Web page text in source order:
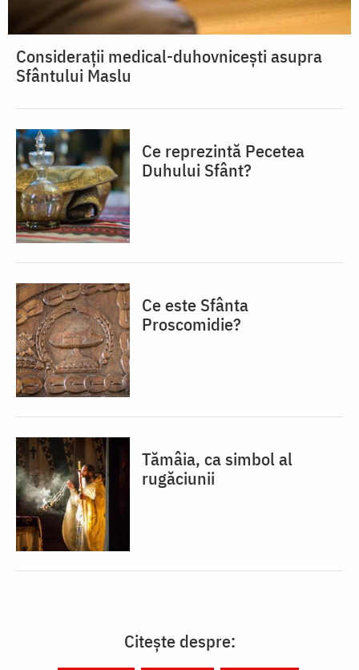
Considerații medical-duhovnicești asupra
Sfântului Maslu
Ce reprezintă Pecetea
Duhului Sfânt?
Ce este Sfânta
Proscomidie?
Tămâia, ca simbol al
rugăciunii
Citește despre: